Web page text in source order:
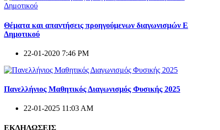
Θέματα και απαντήσεις προηγούμενων διαγωνισμών E
Δημοτικού
22-01-2020 7:46 PM
Πανελλήνιος Μαθητικός Διαγωνισμός Φυσικής 2025
22-01-2025 11:03 AM
ΕΚΔΗΛΩΣΕΙΣ